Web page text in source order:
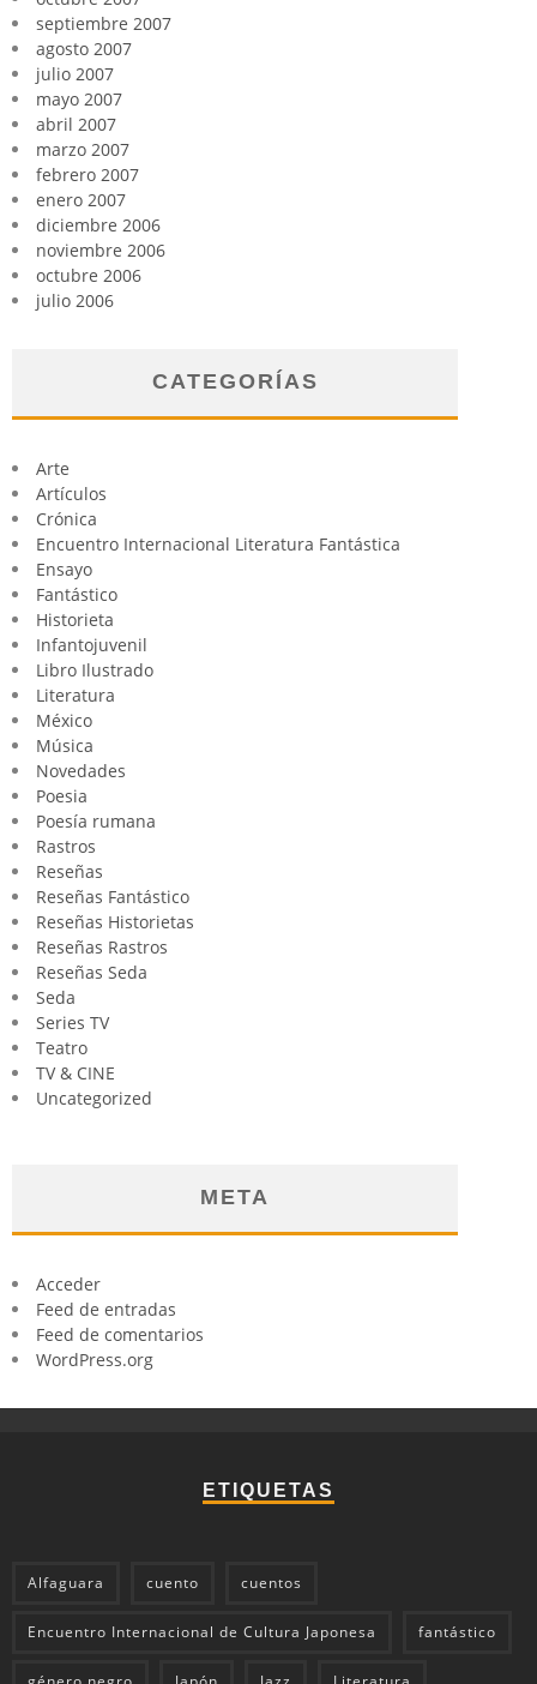
septiembre 2007
agosto 2007
julio 2007
mayo 2007
abril 2007
marzo 2007
febrero 2007
enero 2007
diciembre 2006
noviembre 2006
octubre 2006
julio 2006
CATEGORÍAS
Arte
Artículos
Crónica
Encuentro Internacional Literatura Fantástica
Ensayo
Fantástico
Historieta
Infantojuvenil
Libro Ilustrado
Literatura
México
Música
Novedades
Poesia
Poesía rumana
Rastros
Reseñas
Reseñas Fantástico
Reseñas Historietas
Reseñas Rastros
Reseñas Seda
Seda
Series TV
Teatro
TV & CINE
Uncategorized
META
Acceder
Feed de entradas
Feed de comentarios
WordPress.org
ETIQUETAS
Alfaguara cuento cuentos
Encuentro Internacional de Cultura Japonesa fantástico